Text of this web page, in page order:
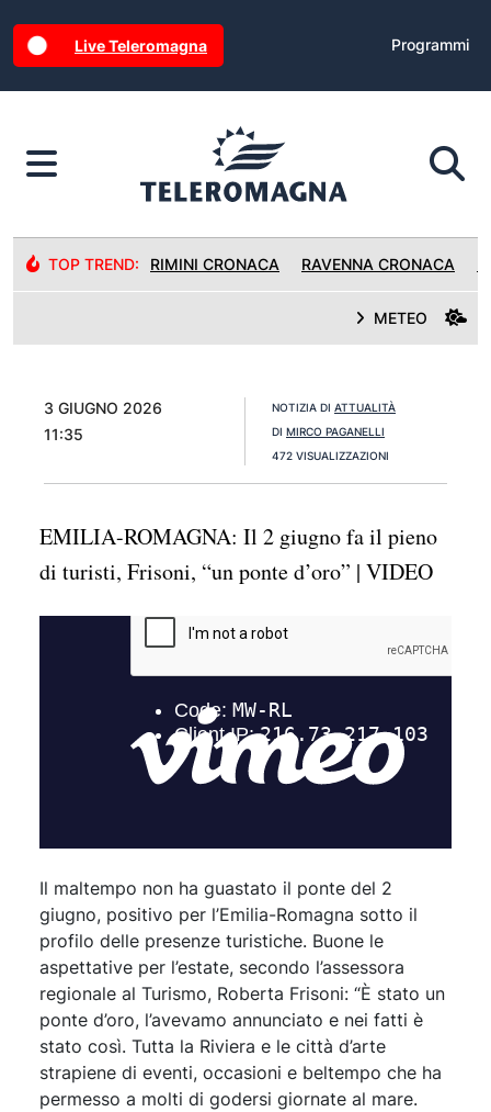
Live Teleromagna Programmi
TOP TREND: RIMINI CRONACA RAVENNA CRONACA
METEO
3 GIUGNO 2026
11:35
NOTIZIA DI ATTUALITÀ
DI MIRCO PAGANELLI
472 VISUALIZZAZIONI
EMILIA-ROMAGNA: Il 2 giugno fa il pieno
di turisti, Frisoni, “un ponte d’oro” | VIDEO
Il maltempo non ha guastato il ponte del 2
giugno, positivo per l’Emilia-Romagna sotto il
profilo delle presenze turistiche. Buone le
aspettative per l’estate, secondo l’assessora
regionale al Turismo, Roberta Frisoni: “È stato un
ponte d’oro, l’avevamo annunciato e nei fatti è
stato così. Tutta la Riviera e le città d’arte
strapiene di eventi, occasioni e beltempo che ha
permesso a molti di godersi giornate al mare.